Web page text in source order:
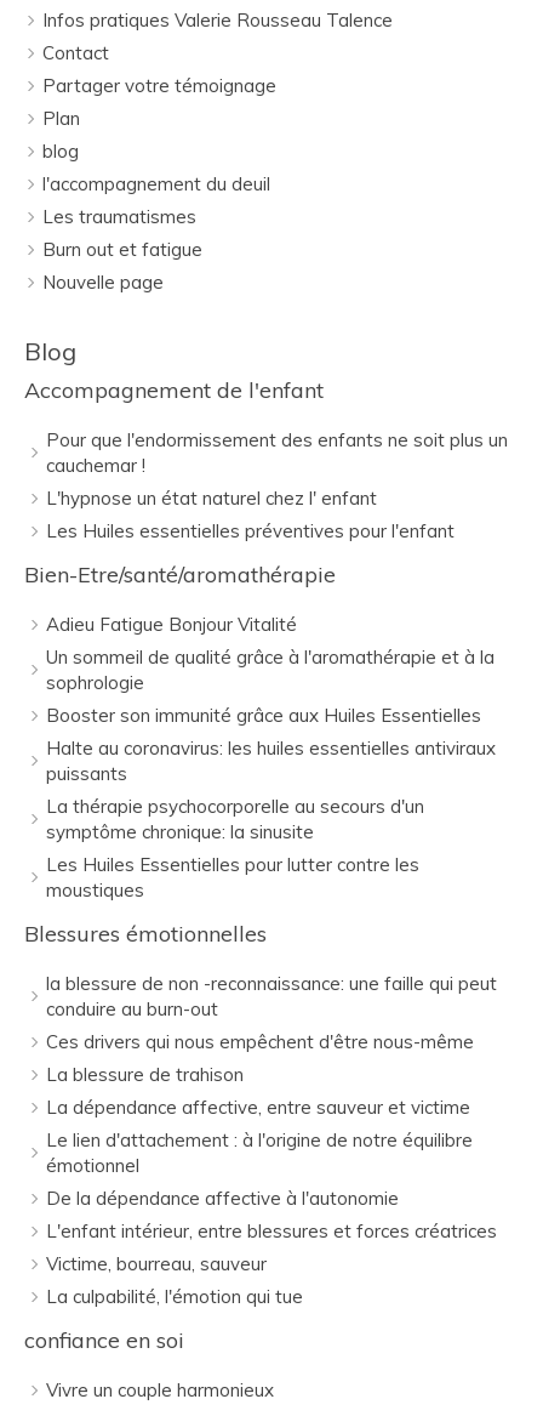
Infos pratiques Valerie Rousseau Talence
Contact
Partager votre témoignage
Plan
blog
l'accompagnement du deuil
Les traumatismes
Burn out et fatigue
Nouvelle page
Blog
Accompagnement de l'enfant
Pour que l'endormissement des enfants ne soit plus un
cauchemar !
L'hypnose un état naturel chez l' enfant
Les Huiles essentielles préventives pour l'enfant
Bien-Etre/santé/aromathérapie
Adieu Fatigue Bonjour Vitalité
Un sommeil de qualité grâce à l'aromathérapie et à la
sophrologie
Booster son immunité grâce aux Huiles Essentielles
Halte au coronavirus: les huiles essentielles antiviraux
puissants
La thérapie psychocorporelle au secours d'un
symptôme chronique: la sinusite
Les Huiles Essentielles pour lutter contre les
moustiques
Blessures émotionnelles
la blessure de non -reconnaissance: une faille qui peut
conduire au burn-out
Ces drivers qui nous empêchent d'être nous-même
La blessure de trahison
La dépendance affective, entre sauveur et victime
Le lien d'attachement : à l'origine de notre équilibre
émotionnel
De la dépendance affective à l'autonomie
L'enfant intérieur, entre blessures et forces créatrices
Victime, bourreau, sauveur
La culpabilité, l'émotion qui tue
confiance en soi
Vivre un couple harmonieux